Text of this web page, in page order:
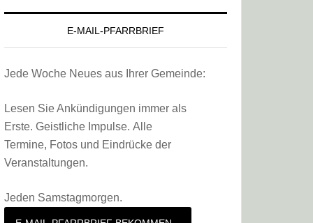
E-MAIL-PFARRBRIEF
Jede Woche Neues aus Ihrer Gemeinde:
Lesen Sie Ankündigungen immer als
Erste. Geistliche Impulse. Alle
Termine, Fotos und Eindrücke der
Veranstaltungen.
Jeden Samstagmorgen.